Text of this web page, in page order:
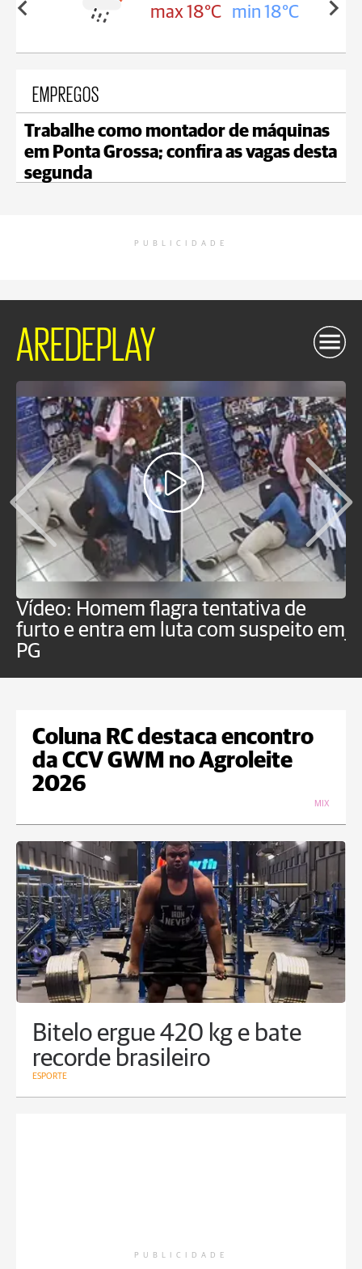
17°C max 18°C min 18°C
EMPREGOS
Trabalhe como montador de máquinas
em Ponta Grossa; confira as vagas desta
segunda
PUBLICIDADE
AREDEPLAY
Vídeo: Homem flagra tentativa de
furto e entra em luta com suspeito em
PG
Coluna RC destaca encontro
da CCV GWM no Agroleite
2026
MIX
Bitelo ergue 420 kg e bate
recorde brasileiro
ESPORTE
PUBLICIDADE